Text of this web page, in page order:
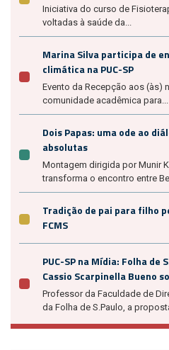
Iniciativa do curso de
voltadas à saúde da...
Marina Silva participa de
climática na PUC-SP
Evento da Recepção aos (às)
comunidade acadêmica para...
Dois Papas: uma ode ao
absolutas
Montagem dirigida por Munir
transforma o encontro entre
Tradição de pai para filho
FCMS
PUC-SP na Mídia: Folha de
Cassio Scarpinella Bueno
Professor da Faculdade de
da Folha de S.Paulo, a